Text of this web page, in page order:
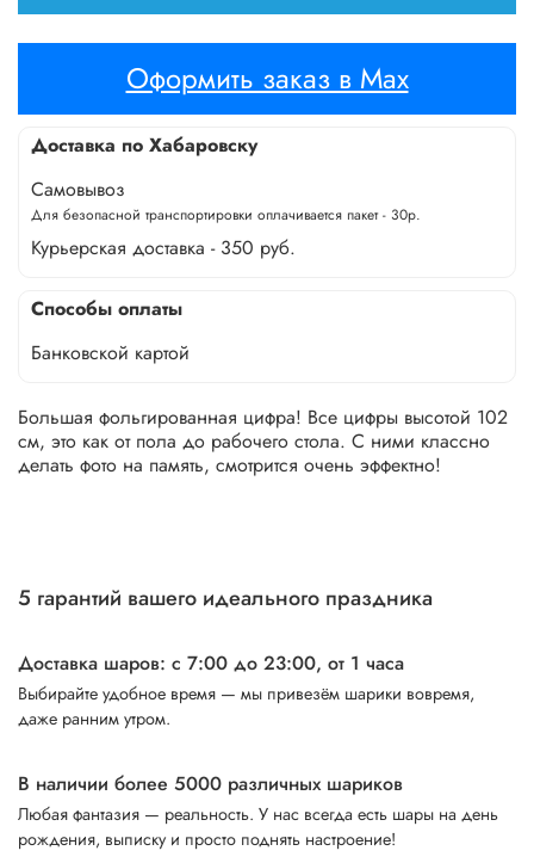
Оформить заказ в Max
Доставка по Хабаровску
Самовывоз
Для безопасной транспортировки оплачивается пакет - 30р.
Курьерская доставка - 350 руб.
Способы оплаты
Банковской картой
Большая фольгированная цифра! Все цифры высотой 102
см, это как от пола до рабочего стола. С ними классно
делать фото на память, смотрится очень эффектно!
5 гарантий вашего идеального праздника
Доставка шаров: с 7:00 до 23:00, от 1 часа
Выбирайте удобное время — мы привезём шарики вовремя,
даже ранним утром.
В наличии более 5000 различных шариков
Любая фантазия — реальность. У нас всегда есть шары на день
рождения, выписку и просто поднять настроение!